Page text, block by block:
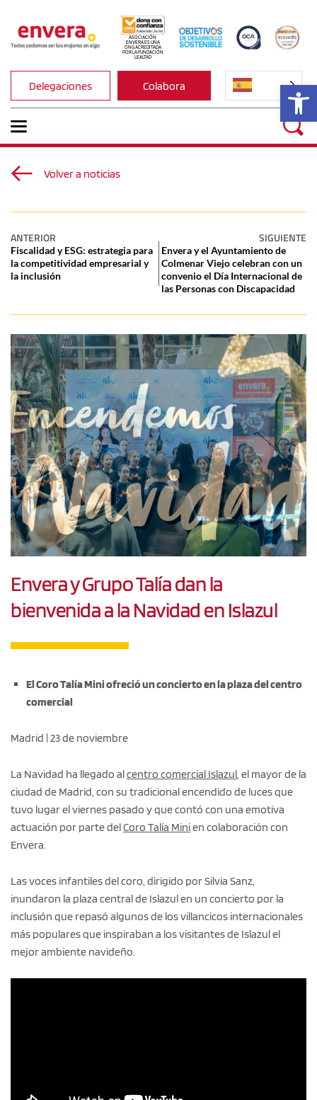
ASOCIACIÓN
ENVERA ES UNA
ONG ACREDITADA
POR LA FUNDACIÓN
LEALTAD
Delegaciones Colabora
Volver a noticias
ANTERIOR SIGUIENTE
Fiscalidad y ESG: estrategia para
la competitividad empresarial y
la inclusión
Envera y el Ayuntamiento de
Colmenar Viejo celebran con un
convenio el Día Internacional de
las Personas con Discapacidad
Envera y Grupo Talía dan la
bienvenida a la Navidad en Islazul
El Coro Talía Mini ofreció un concierto en la plaza del centro
comercial
Madrid | 23 de noviembre
La Navidad ha llegado alcentro comercial Islazul , el mayor de la
ciudad de Madrid, con su tradicional encendido de luces que
tuvo lugar el viernes pasado y que contó con una emotiva
actuación por parte delCoro Talía Minien colaboración con
Envera.
Las voces infantiles del coro, dirigido por Silvia Sanz,
inundaron la plaza central de Islazul en un concierto por la
inclusión que repasó algunos de los villancicos internacionales
más populares que inspiraban a los visitantes de Islazul el
mejor ambiente navideño.